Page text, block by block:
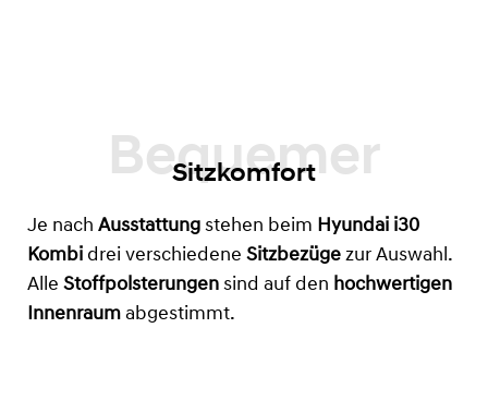
Sitzkomfort
Je nach Ausstattung stehen beim Hyundai i30
Kombi drei verschiedene Sitzbezüge zur Auswahl.
Alle Stoffpolsterungen sind auf den hochwertigen
Innenraum abgestimmt.